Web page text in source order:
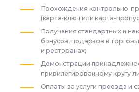
Прохождения контрольно-
(карта-ключ или карта-
Получения стандартных и
бонусов, подарков в
и ресторанах;
Демонстрации
привилегированному кругу
Оплаты за услуги проезда и